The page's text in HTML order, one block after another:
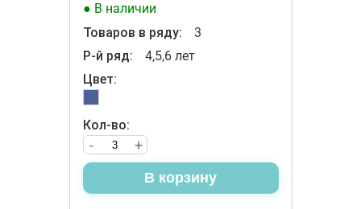
● В наличии
Товаров в ряду:
3
Р-й ряд:
4,5,6 лет
Цвет:
Кол-во:
+
-
В корзину